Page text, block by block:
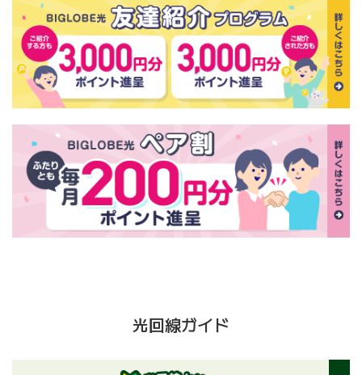
光回線ガイド